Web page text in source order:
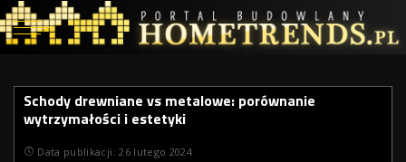
Schody drewniane vs metalowe: porównanie
wytrzymałości i estetyki
Data publikacji: 26 lutego 2024